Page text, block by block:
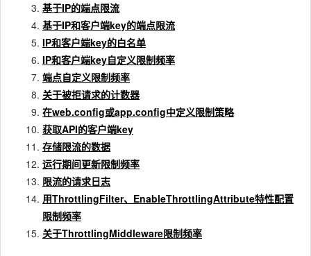
基于IP的端点限流
基于IP和客户端key的端点限流
IP和客户端key的白名单
IP和客户端key自定义限制频率
端点自定义限制频率
关于被拒请求的计数器
在web.config或app.config中定义限制策略
获取API的客户端key
存储限流的数据
运行期间更新限制频率
限流的请求日志
用ThrottlingFilter、EnableThrottlingAttribute特性配置
限制频率
关于ThrottlingMiddleware限制频率